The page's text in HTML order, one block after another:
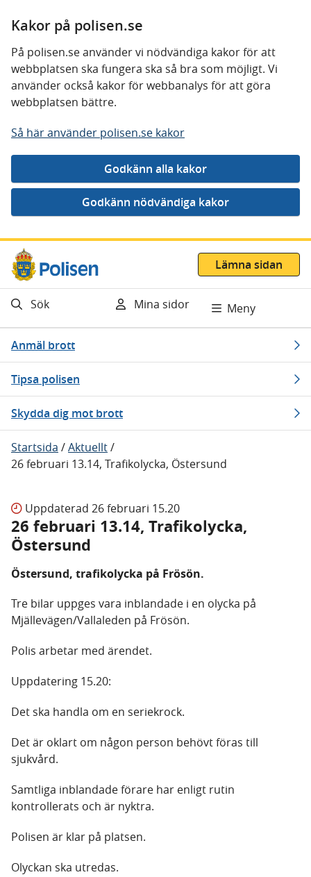
Kakor på polisen.se
På polisen.se använder vi nödvändiga kakor för att
webbplatsen ska fungera ska så bra som möjligt. Vi
använder också kakor för webbanalys för att göra
webbplatsen bättre.
Så här använder polisen.se kakor
Gå direkt till innehåll
Lämna sidan
Sök Mina sidor Meny
Anmäl brott
Tipsa polisen
Skydda dig mot brott
Startsida /Aktuellt/
26 februari 13.14, Trafikolycka, Östersund
Uppdaterad 26 februari 15.20
26 februari 13.14, Trafikolycka,
Östersund
Östersund, trafikolycka på Frösön.
Tre bilar uppges vara inblandade i en olycka på
Mjällevägen/Vallaleden på Frösön.
Polis arbetar med ärendet.
Uppdatering 15.20:
Det ska handla om en seriekrock.
Det är oklart om någon person behövt föras till
sjukvård.
Samtliga inblandade förare har enligt rutin
kontrollerats och är nyktra.
Polisen är klar på platsen.
Olyckan ska utredas.